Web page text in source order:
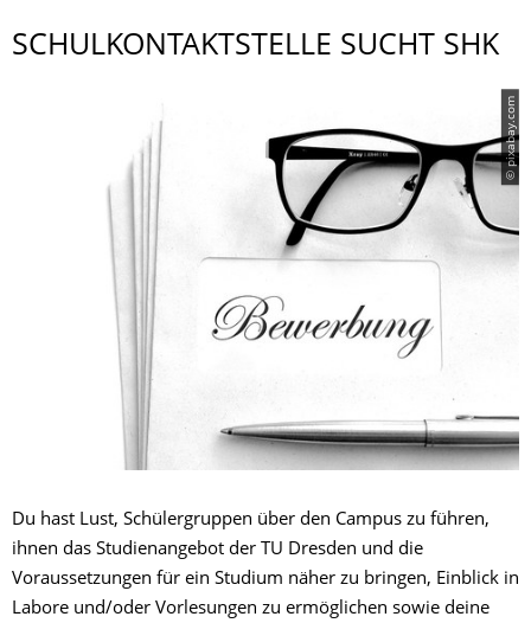
SCHULKONTAKT­STELLE SUCHT SHK
© pixabay.com
Du hast Lust, Schülergruppen über den Campus zu führen,
ihnen das Studienangebot der TU Dresden und die
Voraussetzungen für ein Studium näher zu bringen, Einblick in
Labore und/oder Vorlesungen zu ermöglichen sowie deine